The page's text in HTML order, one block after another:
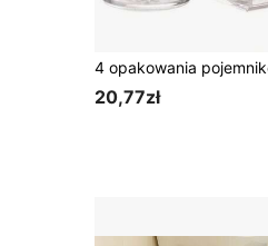
20,77zł